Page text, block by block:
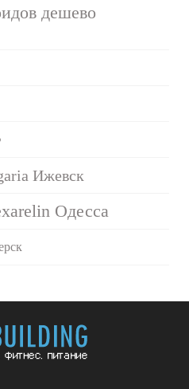
дешево
Ижевск
Одесса